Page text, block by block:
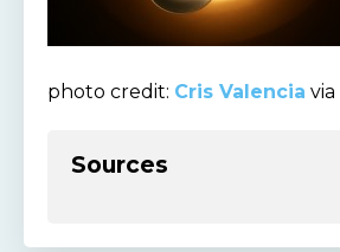
photo credit: Cris Valencia via
Sources